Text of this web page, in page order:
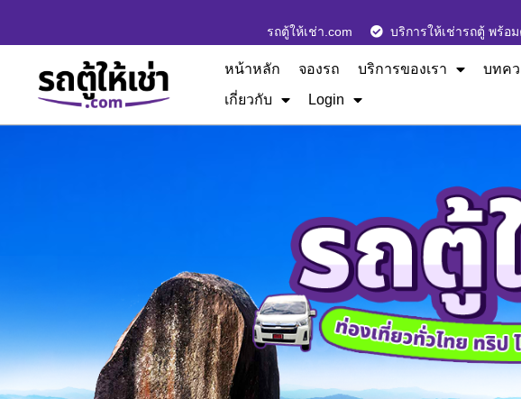
รถตู้ให้เช่า.com บริการให้เช่ารถตู้ พร้อ
หน้าหลัก จองรถ บริการของเรา บทค
เกี่ยวกับ
Login